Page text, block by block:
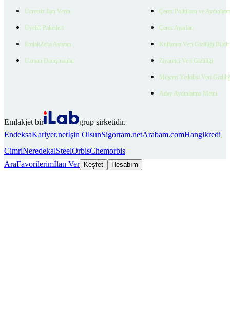
Ücretsiz İlan Verin
Üyelik Paketleri
EmlakZeka Asistan
Uzman Danışmanlar
Çerez Politikası ve
Çerez Ayarları
Kullanıcı Veri Gizliliği
Ziyaretçi Veri Gizliliği
Müşteri Yetkilisi Veri
Aday Aydınlatma Metni
Emlakjet bir
grup şirketidir.
EndeksaKariyer.netİşin OlsunSigortam.netArabam.comHangikredi
CimriNeredekalSteelOrbisChemorbis
AraFavorilerimİlan Ver Keşfet Hesabım